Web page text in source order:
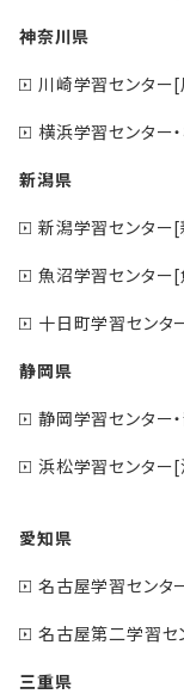
神奈川県
川崎学習センター
横浜学習センター
新潟県
新潟学習センター
魚沼学習センター
十日町学習センタ
静岡県
静岡学習センター
浜松学習センター
愛知県
名古屋学習センタ
名古屋第二学習セ
三重県